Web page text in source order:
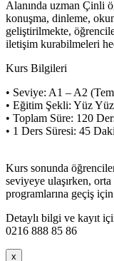
Alanında uzman Çinli
konuşma, dinleme,
geliştirilmekte,
iletişim kurabilmeleri
Kurs Bilgileri
• Seviye: A1 – A2
• Eğitim Şekli: Yüz
• Toplam Süre: 120
• 1 Ders Süresi: 45
Kurs sonunda
seviyeye ulaşırken,
programlarına geçiş
Detaylı bilgi ve kayıt
0216 888 85 86
x